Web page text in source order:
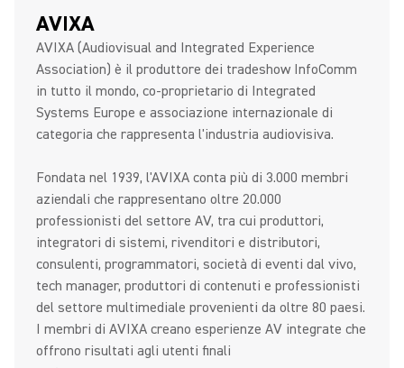
AVIXA
AVIXA (Audiovisual and Integrated Experience
Association) è il produttore dei tradeshow InfoComm
in tutto il mondo, co-proprietario di Integrated
Systems Europe e associazione internazionale di
categoria che rappresenta l'industria audiovisiva.
Fondata nel 1939, l'AVIXA conta più di 3.000 membri
aziendali che rappresentano oltre 20.000
professionisti del settore AV, tra cui produttori,
integratori di sistemi, rivenditori e distributori,
consulenti, programmatori, società di eventi dal vivo,
tech manager, produttori di contenuti e professionisti
del settore multimediale provenienti da oltre 80 paesi.
I membri di AVIXA creano esperienze AV integrate che
offrono risultati agli utenti finali